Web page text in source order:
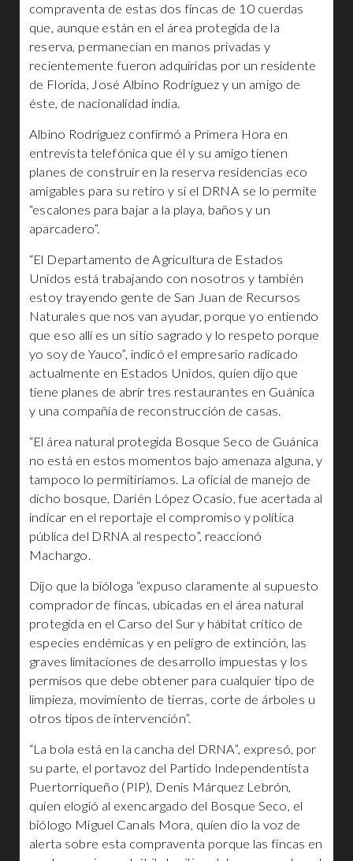
compraventa de estas dos fincas de 10 cuerdas
que, aunque están en el área protegida de la
reserva, permanecían en manos privadas y
recientemente fueron adquiridas por un residente
de Florida, José Albino Rodríguez y un amigo de
éste, de nacionalidad india.
Albino Rodríguez confirmó a Primera Hora en
entrevista telefónica que él y su amigo tienen
planes de construir en la reserva residencias eco
amigables para su retiro y si el DRNA se lo permite
“escalones para bajar a la playa, baños y un
aparcadero”.
“El Departamento de Agricultura de Estados
Unidos está trabajando con nosotros y también
estoy trayendo gente de San Juan de Recursos
Naturales que nos van ayudar, porque yo entiendo
que eso allí es un sitio sagrado y lo respeto porque
yo soy de Yauco”, indicó el empresario radicado
actualmente en Estados Unidos, quien dijo que
tiene planes de abrir tres restaurantes en Guánica
y una compañía de reconstrucción de casas.
“El área natural protegida Bosque Seco de Guánica
no está en estos momentos bajo amenaza alguna, y
tampoco lo permitiríamos. La oficial de manejo de
dicho bosque, Darién López Ocasio, fue acertada al
indicar en el reportaje el compromiso y política
pública del DRNA al respecto”, reaccionó
Machargo.
Dijo que la bióloga “expuso claramente al supuesto
comprador de fincas, ubicadas en el área natural
protegida en el Carso del Sur y hábitat crítico de
especies endémicas y en peligro de extinción, las
graves limitaciones de desarrollo impuestas y los
permisos que debe obtener para cualquier tipo de
limpieza, movimiento de tierras, corte de árboles u
otros tipos de intervención”.
“La bola está en la cancha del DRNA”, expresó, por
su parte, el portavoz del Partido Independentista
Puertorriqueño (PIP), Denis Márquez Lebrón,
quien elogió al exencargado del Bosque Seco, el
biólogo Miguel Canals Mora, quien dio la voz de
alerta sobre esta compraventa porque las fincas en